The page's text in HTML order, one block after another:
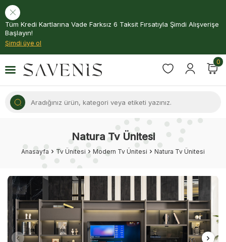
Tüm Kredi Kartlarına Vade Farksız 6 Taksit Fırsatıyla Şimdi Alışverişe
Başlayın!
Şimdi üye ol
0
Natura Tv Ünitesi
Anasayfa Tv Ünitesi Modern Tv Ünitesi Natura Tv Ünitesi